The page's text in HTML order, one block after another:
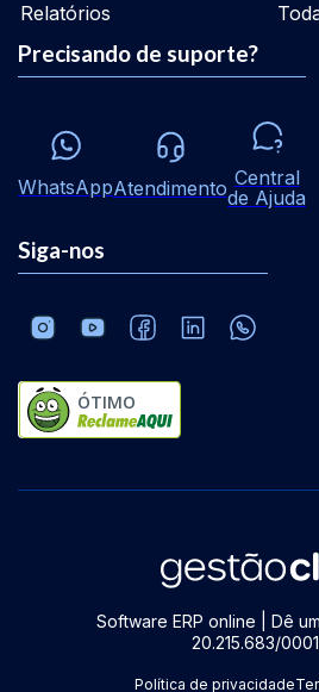
Relatórios
Precisando de suporte?
WhatsAppAtendimento Central
de Ajuda
Siga-nos
ÓTIMO
Software ERP online | Dê
20.215.683/
Política de privacidade